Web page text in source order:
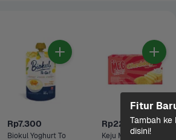
Rp7.300
Biokul Yoghurt To
Rp22.900
Keju Meg 160 gram
Fitur
Tambah ke
disini!